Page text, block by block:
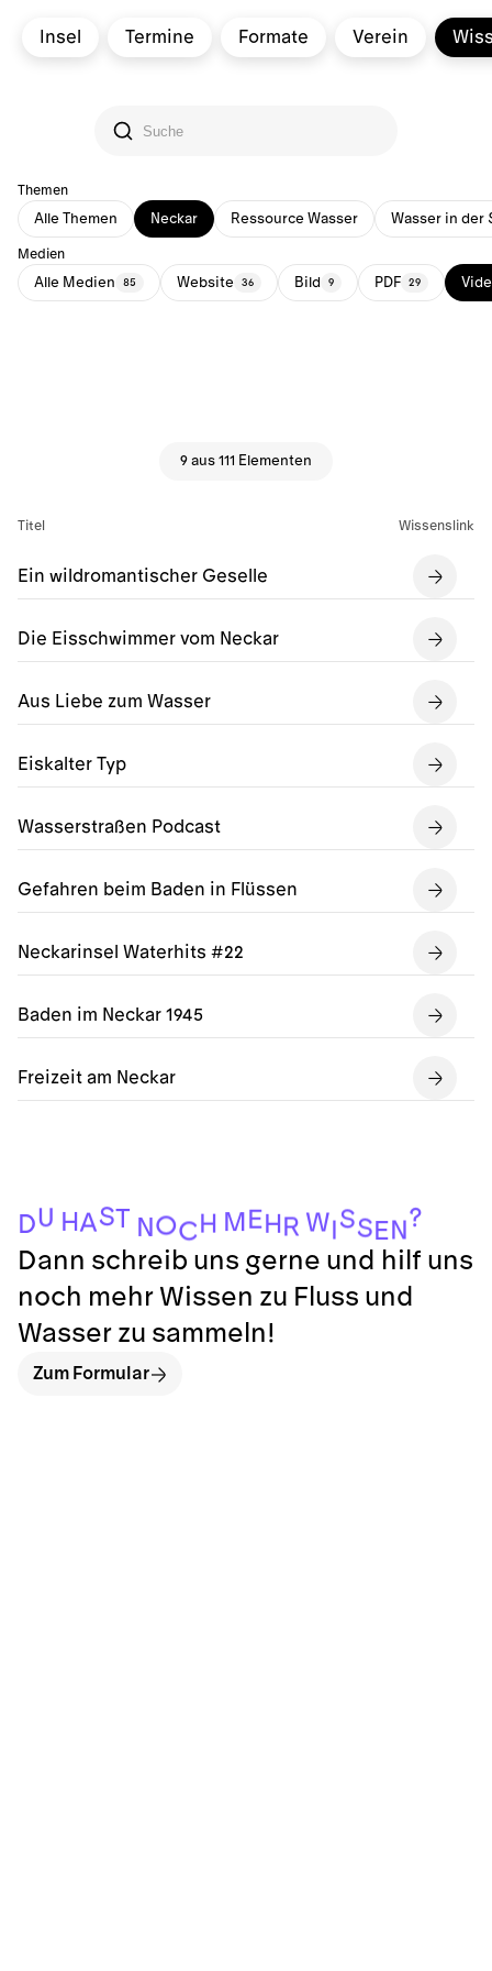
Insel Termine Formate Verein
Themen
Alle Themen Neckar Ressource Wasser Wasser in der
Medien
Alle Medien 85 Website 36 Bild 9 PDF 29
9 aus 111 Elementen
Titel Wissenslink
Ein wildromantischer Geselle
Die Eisschwimmer vom Neckar
Aus Liebe zum Wasser
Eiskalter Typ
Wasserstraßen Podcast
Gefahren beim Baden in Flüssen
Neckarinsel Waterhits #22
Baden im Neckar 1945
Freizeit am Neckar
DU H AST N OC H M E H R WISS EN?
Dann schreib uns gerne und hilf uns
noch mehr Wissen zu Fluss und
Wasser zu sammeln!
Zum Formular